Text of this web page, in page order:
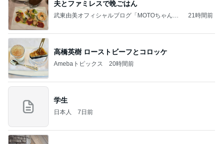
夫とファミレスで晩ごはん
武東由美オフィシャルブログ「MOTOちゃんと
21時間前
高橋英樹 ローストビーフとコロッケ
Amebaトピックス 20時間前
学生
日本人 7日前